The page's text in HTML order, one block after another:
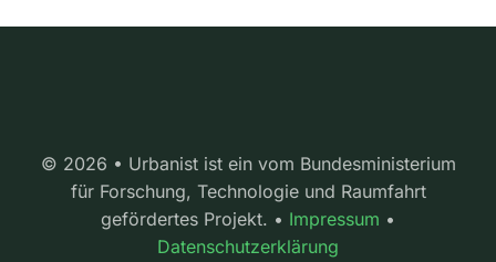
© 2026 • Urbanist ist ein vom Bundesministerium
für Forschung, Technologie und Raumfahrt
gefördertes Projekt. • Impressum •
Datenschutzerklärung